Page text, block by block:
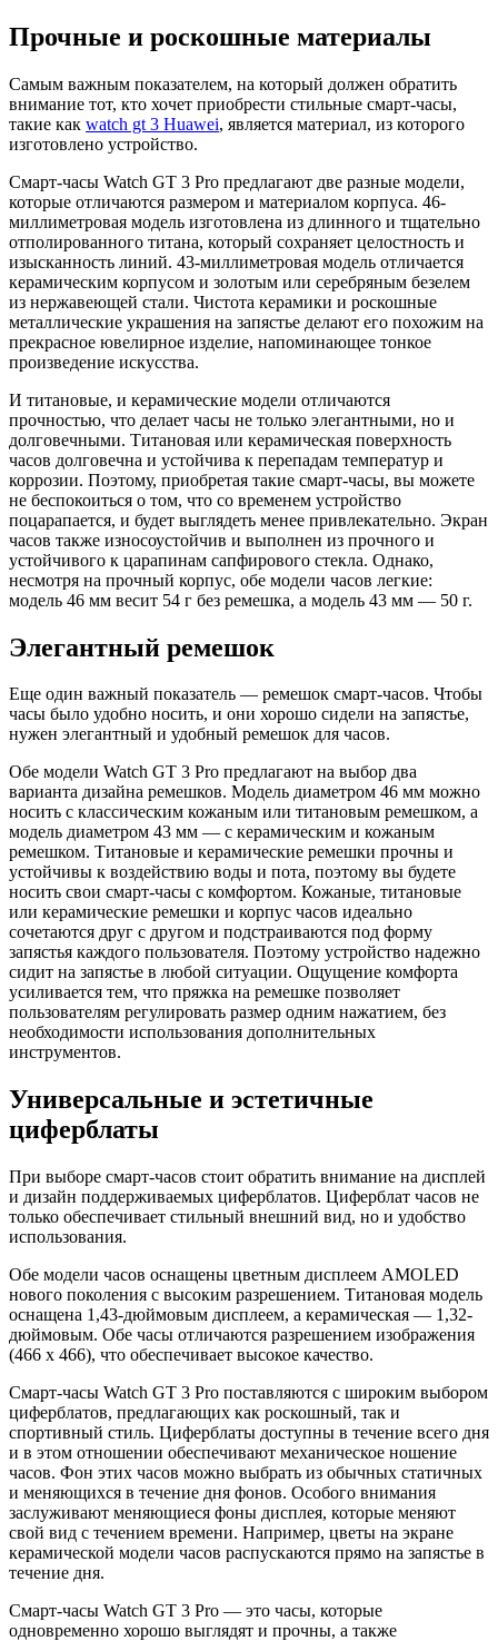
Прочные и роскошные материалы
Самым важным показателем, на который должен обратить
внимание тот, кто хочет приобрести стильные смарт-часы,
такие как watch gt 3 Huawei, является материал, из которого
изготовлено устройство.
Смарт-часы Watch GT 3 Pro предлагают две разные модели,
которые отличаются размером и материалом корпуса. 46-
миллиметровая модель изготовлена из длинного и тщательно
отполированного титана, который сохраняет целостность и
изысканность линий. 43-миллиметровая модель отличается
керамическим корпусом и золотым или серебряным безелем
из нержавеющей стали. Чистота керамики и роскошные
металлические украшения на запястье делают его похожим на
прекрасное ювелирное изделие, напоминающее тонкое
произведение искусства.
И титановые, и керамические модели отличаются
прочностью, что делает часы не только элегантными, но и
долговечными. Титановая или керамическая поверхность
часов долговечна и устойчива к перепадам температур и
коррозии. Поэтому, приобретая такие смарт-часы, вы можете
не беспокоиться о том, что со временем устройство
поцарапается, и будет выглядеть менее привлекательно. Экран
часов также износоустойчив и выполнен из прочного и
устойчивого к царапинам сапфирового стекла. Однако,
несмотря на прочный корпус, обе модели часов легкие:
модель 46 мм весит 54 г без ремешка, а модель 43 мм — 50 г.
Элегантный ремешок
Еще один важный показатель — ремешок смарт-часов. Чтобы
часы было удобно носить, и они хорошо сидели на запястье,
нужен элегантный и удобный ремешок для часов.
Обе модели Watch GT 3 Pro предлагают на выбор два
варианта дизайна ремешков. Модель диаметром 46 мм можно
носить с классическим кожаным или титановым ремешком, а
модель диаметром 43 мм — с керамическим и кожаным
ремешком. Титановые и керамические ремешки прочны и
устойчивы к воздействию воды и пота, поэтому вы будете
носить свои смарт-часы с комфортом. Кожаные, титановые
или керамические ремешки и корпус часов идеально
сочетаются друг с другом и подстраиваются под форму
запястья каждого пользователя. Поэтому устройство надежно
сидит на запястье в любой ситуации. Ощущение комфорта
усиливается тем, что пряжка на ремешке позволяет
пользователям регулировать размер одним нажатием, без
необходимости использования дополнительных
инструментов.
Универсальные и эстетичные
циферблаты
При выборе смарт-часов стоит обратить внимание на дисплей
и дизайн поддерживаемых циферблатов. Циферблат часов не
только обеспечивает стильный внешний вид, но и удобство
использования.
Обе модели часов оснащены цветным дисплеем AMOLED
нового поколения с высоким разрешением. Титановая модель
оснащена 1,43-дюймовым дисплеем, а керамическая — 1,32-
дюймовым. Обе часы отличаются разрешением изображения
(466 x 466), что обеспечивает высокое качество.
Смарт-часы Watch GT 3 Pro поставляются с широким выбором
циферблатов, предлагающих как роскошный, так и
спортивный стиль. Циферблаты доступны в течение всего дня
и в этом отношении обеспечивают механическое ношение
часов. Фон этих часов можно выбрать из обычных статичных
и меняющихся в течение дня фонов. Особого внимания
заслуживают меняющиеся фоны дисплея, которые меняют
свой вид с течением времени. Например, цветы на экране
керамической модели часов распускаются прямо на запястье в
течение дня.
Смарт-часы Watch GT 3 Pro — это часы, которые
одновременно хорошо выглядят и прочны, а также